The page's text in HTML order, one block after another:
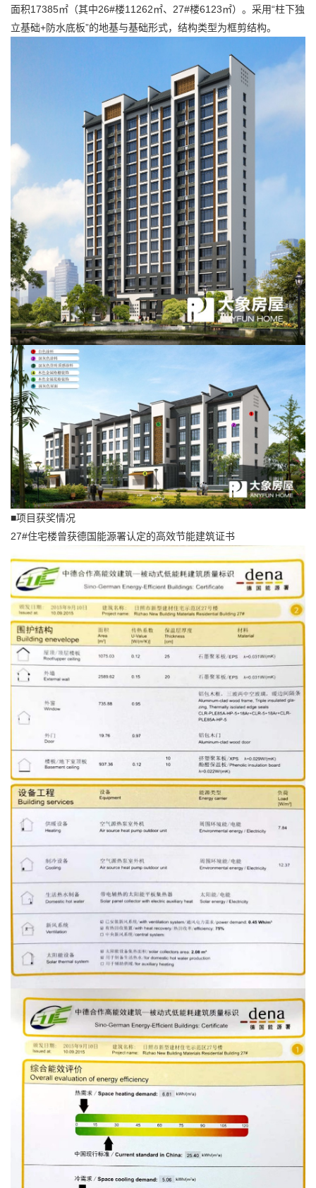
面积17385㎡（其中26#楼11262㎡、27#楼6123㎡）。采用“柱下独
立基础+防水底板”的地基与基础形式，结构类型为框剪结构。
■项目获奖情况
27#住宅楼曾获德国能源署认定的高效节能建筑证书